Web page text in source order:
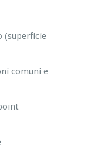
(superficie
comuni e